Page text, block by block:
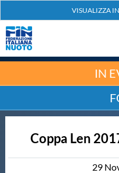
Nuoto
Tuffi
IN
Coppa Len
29